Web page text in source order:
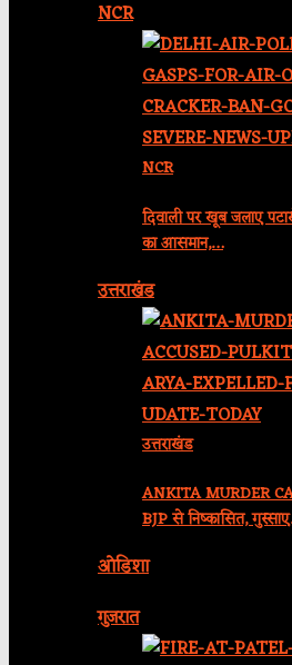
NCR
NCR
दिवाली पर खूब जलाए
का आसमान,…
उत्तराखंड
उत्तराखंड
ANKITA MURDER
BJP से निष्कासित,
ओडिशा
गुजरात